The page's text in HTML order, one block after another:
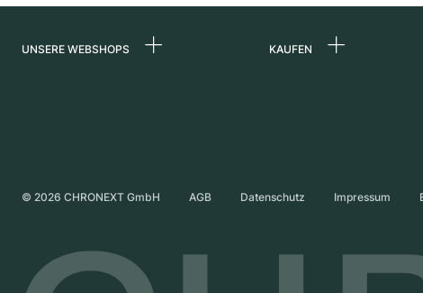
UNSERE WEBSHOPS
Vereinigtes Königreich
KAUFEN
© 2026 CHRONEXT GmbH AGB Datenschutz Impressum